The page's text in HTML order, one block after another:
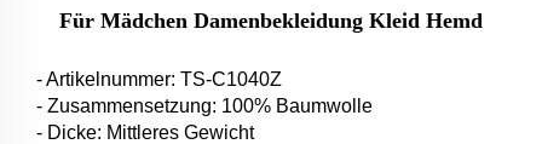
Für Mädchen Damenbekleidung Kleid Hemd
- Artikelnummer: TS-C1040Z
- Zusammensetzung: 100% Baumwolle
- Dicke: Mittleres Gewicht